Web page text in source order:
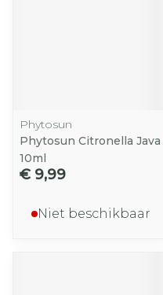
Phytosun
Phytosun Citronella Java
10ml
€ 9,99
Niet beschikbaar